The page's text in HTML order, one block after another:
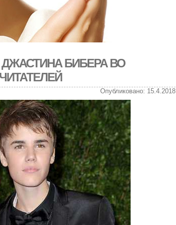
БИБЕРА ВО
Опубликовано: 15.4.2018